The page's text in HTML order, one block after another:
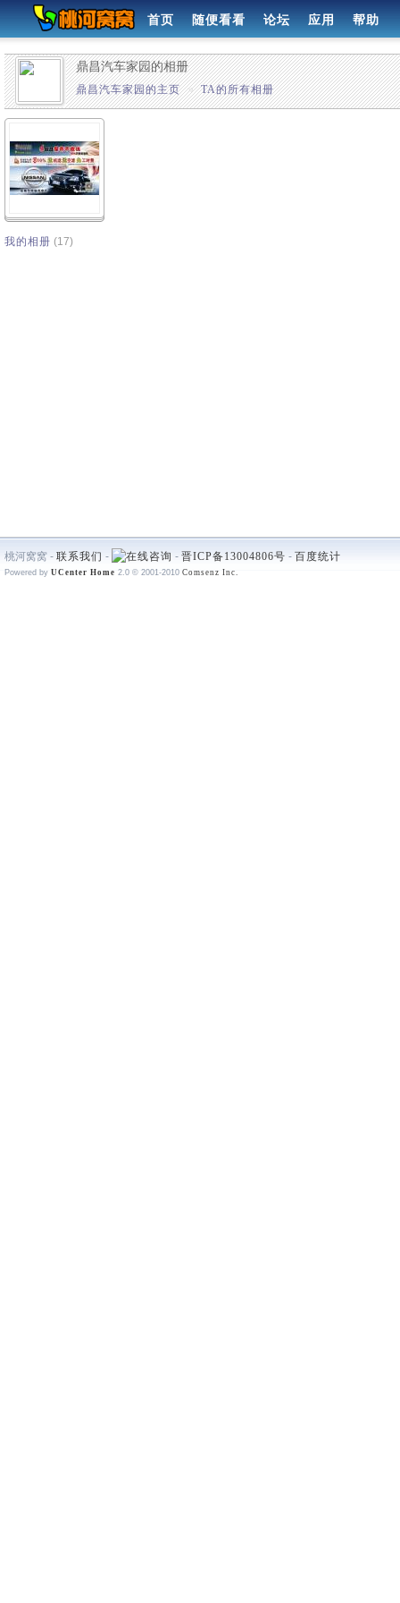
首页 随便看看 论坛 应用 帮助
鼎昌汽车家园的相册
鼎昌汽车家园的主页 » TA的所有相册
我的相册 (17)
桃河窝窝 - 联系我们 - - 晋ICP备13004806号 - 百度统计
Powered by UCenter Home 2.0 © 2001-2010 Comsenz Inc.